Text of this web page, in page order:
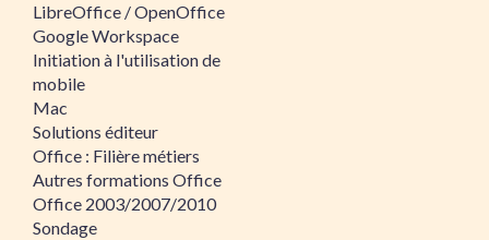
LibreOffice / OpenOffice
Google Workspace
Initiation à l'utilisation de
mobile
Mac
Solutions éditeur
Office : Filière métiers
Autres formations Office
Office 2003/2007/2010
Sondage